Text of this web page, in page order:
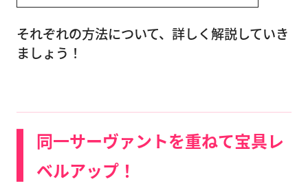
それぞれの方法について、詳しく解説していき
ましょう！
同一サーヴァントを重ねて宝具レ
ベルアップ！